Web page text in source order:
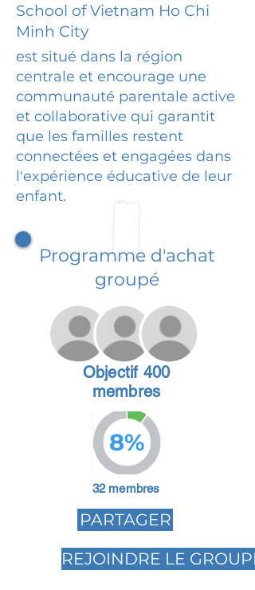
School of Vietnam Ho Chi
Minh City
est situé dans la région
centrale et encourage une
communauté parentale active
et collaborative qui garantit
que les familles restent
connectées et engagées dans
l'expérience éducative de leur
enfant.
Programme d'achat
groupé
Objectif 400
membres
8%
32 membres
PARTAGER
REJOINDRE LE GROUPE